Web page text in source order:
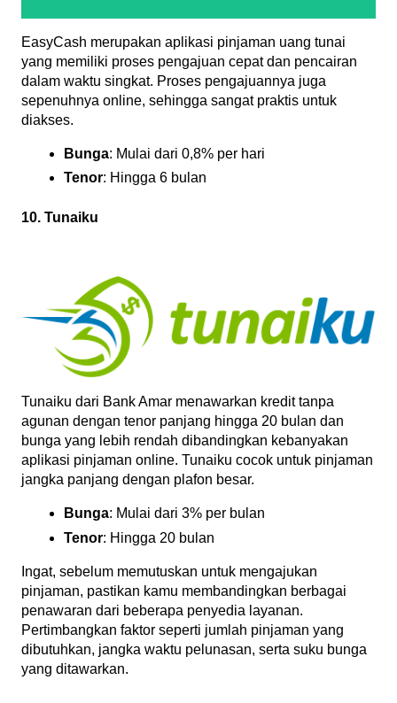
EasyCash merupakan aplikasi pinjaman uang tunai
yang memiliki proses pengajuan cepat dan pencairan
dalam waktu singkat. Proses pengajuannya juga
sepenuhnya online, sehingga sangat praktis untuk
diakses.
Bunga: Mulai dari 0,8% per hari
Tenor: Hingga 6 bulan
10. Tunaiku
Tunaiku dari Bank Amar menawarkan kredit tanpa
agunan dengan tenor panjang hingga 20 bulan dan
bunga yang lebih rendah dibandingkan kebanyakan
aplikasi pinjaman online. Tunaiku cocok untuk pinjaman
jangka panjang dengan plafon besar.
Bunga: Mulai dari 3% per bulan
Tenor: Hingga 20 bulan
Ingat, sebelum memutuskan untuk mengajukan
pinjaman, pastikan kamu membandingkan berbagai
penawaran dari beberapa penyedia layanan.
Pertimbangkan faktor seperti jumlah pinjaman yang
dibutuhkan, jangka waktu pelunasan, serta suku bunga
yang ditawarkan.